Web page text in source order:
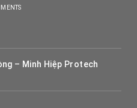
– Minh Hiệp Protech